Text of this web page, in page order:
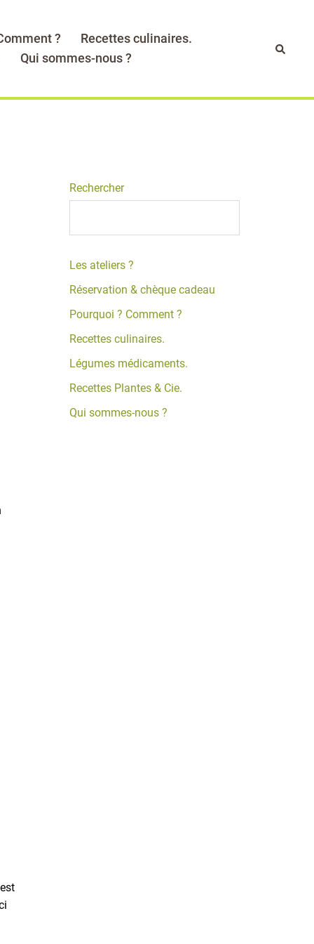
?
Recettes culinaires.
Qui sommes-nous ?
Rechercher
Les ateliers ?
Réservation & chèque cadeau
Pourquoi ? Comment ?
Recettes culinaires.
Légumes médicaments.
Recettes Plantes & Cie.
Qui sommes-nous ?